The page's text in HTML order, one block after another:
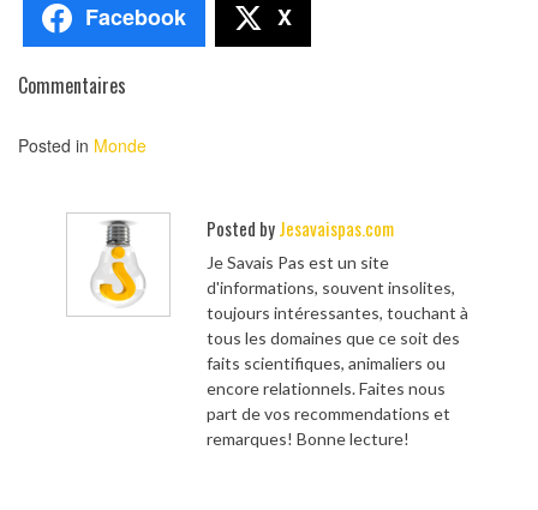
Facebook X
Commentaires
Posted in Monde
Posted byJesavaispas.com
Je Savais Pas est un site
d'informations, souvent insolites,
toujours intéressantes, touchant à
tous les domaines que ce soit des
faits scientifiques, animaliers ou
encore relationnels. Faites nous
part de vos recommendations et
remarques! Bonne lecture!